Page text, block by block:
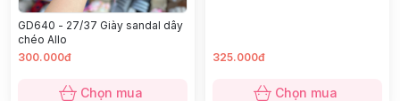
GD640 - 27/37 Giày sandal dây
chéo Allo
300.000đ
Chọn mua
325.000đ
Chọn mua